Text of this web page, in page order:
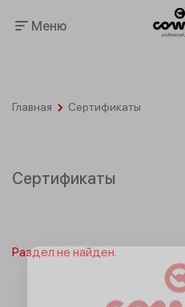
Меню
Главная Сертификаты
Сертификаты
Раздел не найден.